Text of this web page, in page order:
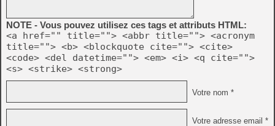
NOTE - Vous pouvez utilisez ces tags et attributs HTML:
<a href="" title=""> <abbr title=""> <acronym
title=""> <b> <blockquote cite=""> <cite>
<code> <del datetime=""> <em> <i> <q cite="">
<s> <strike> <strong>
Votre nom *
Votre adresse email *